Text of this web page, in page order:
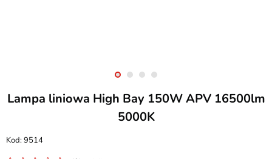
Lampa liniowa High Bay 150W APV 16500lm
5000K
9514